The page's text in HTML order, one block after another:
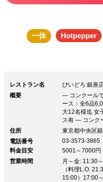
円 ・《高級食材使用》 エ
一休 Hotpepper
レストラン名
びいどろ 銀座
概要
― コンクール
ース：全6品
大12名様迄 女
ス有 ― コンク
― コース：全6
のコース有【
て紹介されま
リアのほか、
イン料理】を
す。 ■ 自慢の
住所
東京都中央区
電話番号
03-3573-3865
料金目安
5001～7000円
営業時間
月～金: 11:30
（料理L.O.
15:00）17:00